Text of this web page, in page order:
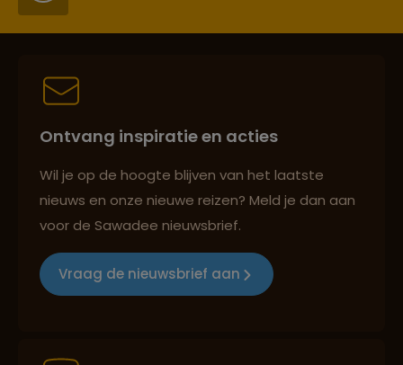
Lees meer over Shinjuku
Lees meer over Team Labs Tokyo
Lees meer over Tokyo Tower
Best beoordeelde reisroutes
Groepsreizen mét indivuele vrijheid
Ontvang inspiratie en acties
Wil je op de hoogte blijven van het laatste
nieuws en onze nieuwe reizen? Meld je dan aan
voor de Sawadee nieuwsbrief.
Vraag de nieuwsbrief aan